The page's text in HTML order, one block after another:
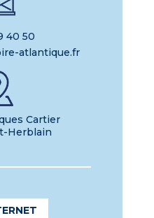
40 50
atlantique.fr
Cartier
Herblain